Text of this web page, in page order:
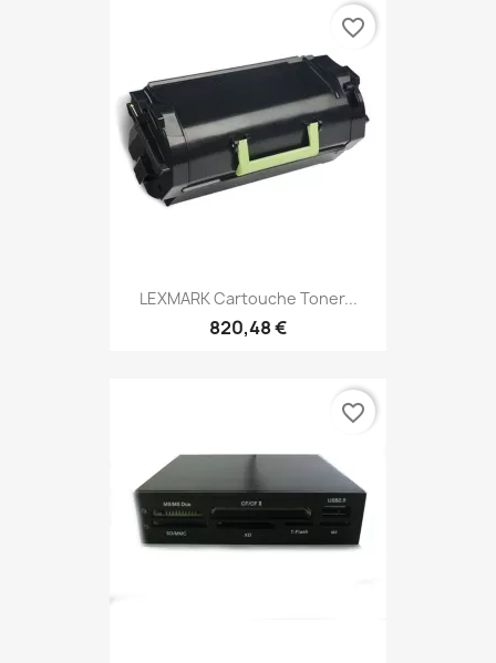
LEXMARK Cartouche Toner...
820,48 €
favorite_border
favorite_border